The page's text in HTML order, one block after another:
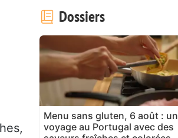
Dossiers
Menu sans gluten, 6 août : un
voyage au Portugal avec des